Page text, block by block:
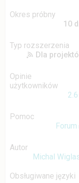
Okres próbny
10
Typ rozszerzenia
Dla
Opinie
użytkowników
Pomoc
Forum
Autor
Michal
Obsługiwane języki